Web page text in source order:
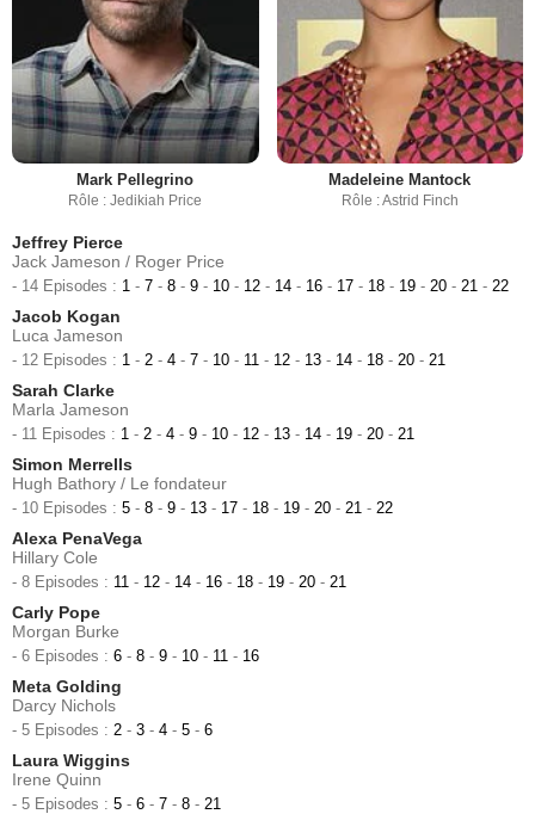
Mark Pellegrino
Rôle : Jedikiah Price
Madeleine Mantock
Rôle : Astrid Finch
Jeffrey Pierce
Jack Jameson / Roger Price
- 14 Episodes : 1 - 7 - 8 - 9 - 10 - 12 - 14 - 16 - 17 - 18 - 19 - 20 - 21 - 22
Jacob Kogan
Luca Jameson
- 12 Episodes : 1 - 2 - 4 - 7 - 10 - 11 - 12 - 13 - 14 - 18 - 20 - 21
Sarah Clarke
Marla Jameson
- 11 Episodes : 1 - 2 - 4 - 9 - 10 - 12 - 13 - 14 - 19 - 20 - 21
Simon Merrells
Hugh Bathory / Le fondateur
- 10 Episodes : 5 - 8 - 9 - 13 - 17 - 18 - 19 - 20 - 21 - 22
Alexa PenaVega
Hillary Cole
- 8 Episodes : 11 - 12 - 14 - 16 - 18 - 19 - 20 - 21
Carly Pope
Morgan Burke
- 6 Episodes : 6 - 8 - 9 - 10 - 11 - 16
Meta Golding
Darcy Nichols
- 5 Episodes : 2 - 3 - 4 - 5 - 6
Laura Wiggins
Irene Quinn
- 5 Episodes : 5 - 6 - 7 - 8 - 21